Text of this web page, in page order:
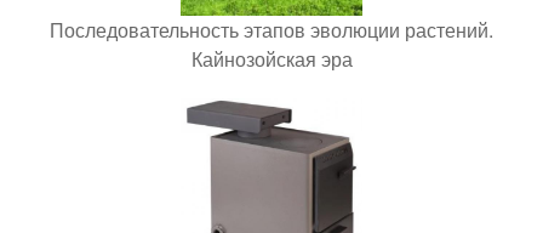
Последовательность этапов эволюции растений.
Кайнозойская эра